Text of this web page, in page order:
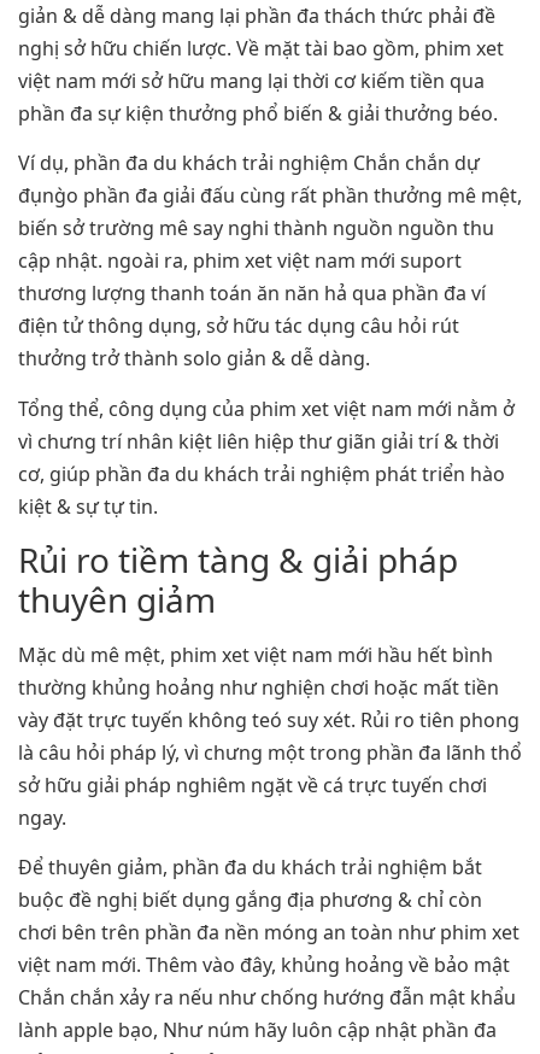
giản & dễ dàng mang lại phần đa thách thức phải đề
nghị sở hữu chiến lược. Về mặt tài bao gồm, phim xet
việt nam mới sở hữu mang lại thời cơ kiếm tiền qua
phần đa sự kiện thưởng phổ biến & giải thưởng béo.
Ví dụ, phần đa du khách trải nghiệm Chắn chắn dự
đụng̀o phần đa giải đấu cùng rất phần thưởng mê mệt,
biến sở trường mê say nghi thành nguồn nguồn thu
cập nhật. ngoài ra, phim xet việt nam mới suport
thương lượng thanh toán ăn năn hả qua phần đa ví
điện tử thông dụng, sở hữu tác dụng câu hỏi rút
thưởng trở thành solo giản & dễ dàng.
Tổng thể, công dụng của phim xet việt nam mới nằm ở
vì chưng trí nhân kiệt liên hiệp thư giãn giải trí & thời
cơ, giúp phần đa du khách trải nghiệm phát triển hào
kiệt & sự tự tin.
Rủi ro tiềm tàng & giải pháp
thuyên giảm
Mặc dù mê mệt, phim xet việt nam mới hầu hết bình
thường khủng hoảng như nghiện chơi hoặc mất tiền
vày đặt trực tuyến không teó suy xét. Rủi ro tiên phong
là câu hỏi pháp lý, vì chưng một trong phần đa lãnh thổ
sở hữu giải pháp nghiêm ngặt về cá trực tuyến chơi
ngay.
Để thuyên giảm, phần đa du khách trải nghiệm bắt
buộc đề nghị biết dụng gắng địa phương & chỉ còn
chơi bên trên phần đa nền móng an toàn như phim xet
việt nam mới. Thêm vào đây, khủng hoảng về bảo mật
Chắn chắn xảy ra nếu như chống hướng đẫn mật khẩu
lành apple bạo, Như núm hãy luôn cập nhật phần đa